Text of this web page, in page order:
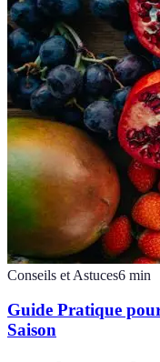
Conseils et Astuces6 min
Guide Pratique
Saison